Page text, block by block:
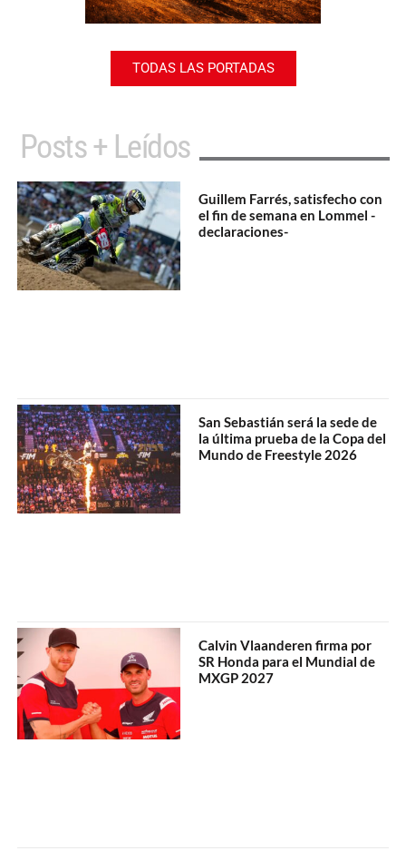
TODAS LAS PORTADAS
Posts + Leídos
Guillem Farrés, satisfecho con
el fin de semana en Lommel -
declaraciones-
San Sebastián será la sede de
la última prueba de la Copa del
Mundo de Freestyle 2026
Calvin Vlaanderen firma por
SR Honda para el Mundial de
MXGP 2027